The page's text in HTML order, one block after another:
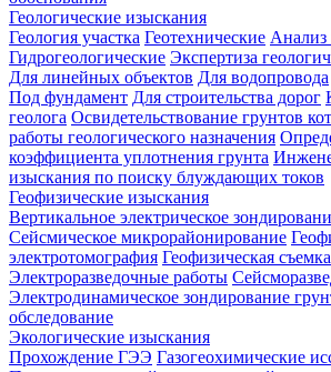
Геологические изыскания
Геология участка Геотехнические Анализ
Гидрогеологические Экспертиза
Для линейных объектов Для водопровода
Под фундамент Для строительства дорог
геолога Освидетельствование грунтов
работы геологического назначения
коэффициента уплотнения грунта
изыскания по поиску блуждающих токов
Геофизические изыскания
Вертикальное электрическое
Сейсмическое микрорайонирование
электротомография Геофизическая съемка
Электроразведочные работы
Электродинамическое зондирование
обследование
Экологические изыскания
Прохождение ГЭЭ Газогеохимические